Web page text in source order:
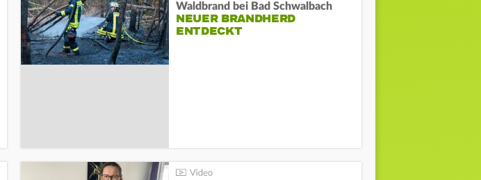
Waldbrand bei Bad Schwalbach
NEUER BRANDHERD
ENTDECKT